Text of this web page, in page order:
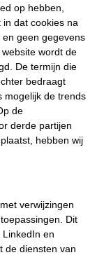
op hebben,
dat cookies na
geen gegevens
wordt de
De termijn die
bedraagt
mogelijk de trends
de
derde partijen
hebben wij
verwijzingen
Dit
en
de diensten van